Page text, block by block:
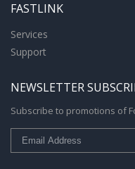
FASTLINK
Services
Support
NEWSLETTER
Subscribe to promotions of